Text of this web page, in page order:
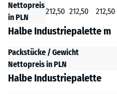
Nettopreis
in PLN
212,50 212,50 212,50
Halbe Industriepalette m
Packstücke / Gewicht
Nettopreis in PLN
Halbe Industriepalette